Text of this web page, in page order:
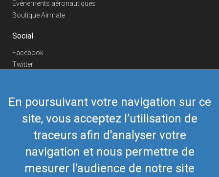
En poursuivant votre navigation sur ce
site, vous acceptez l’utilisation de
traceurs afin d'analyser votre
navigation et nous permettre de
mesurer l'audience de notre site
Evénements aéronautiques
Boutique Airmate
Social
Facebook
Twitter
Telegram
Nous contacter
Téléphone Europe +352 26441835
Téléphone US/Canada
418-592-8862
airmate@airmate.aero
(c) Myriel Aviation SA